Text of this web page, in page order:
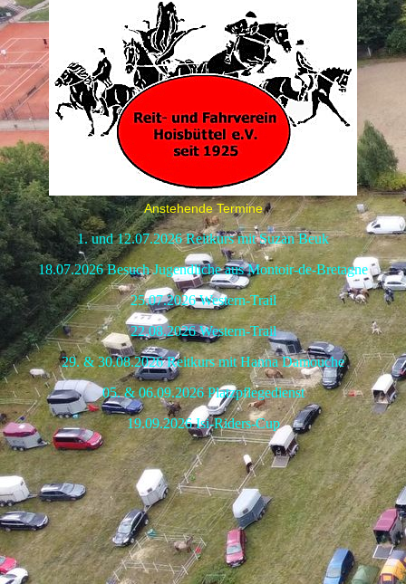
Anstehende Termine
1. und 12.07.2026 Reitkurs mit Suzan Beuk
18.07.2026 Besuch Jugendliche aus Montoir-de-Bretagne
25.07.2026 Western-Trail
22.08.2026 Western-Trail
29. & 30.08.2026 Reitkurs mit Hanna Damouche
05. & 06.09.2026 Platzpflegedienst
19.09.2026 Isi-Riders-Cup